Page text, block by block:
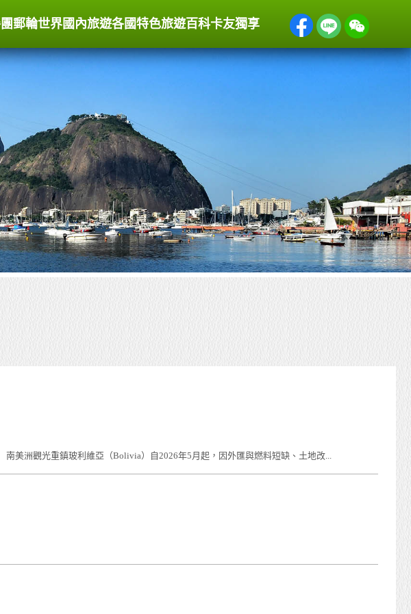
郵輪世界國內旅遊各國特色旅遊百科卡友獨享
美洲觀光重鎮玻利維亞（Bolivia）自2026年5月起，因外匯與燃料短缺、土地改...